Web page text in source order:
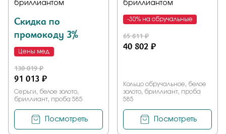
бриллиантом
Скидка по
промокоду 3%
Цены мед
130 019 ₽
91 013 ₽
Серьги, белое золото,
бриллиант, проба 585
Посмотреть
бриллиантом
-30% на обручальные
65 811 ₽
40 802 ₽
Кольцо обручальное, белое
золото, бриллиант, проба
585
Посмотреть